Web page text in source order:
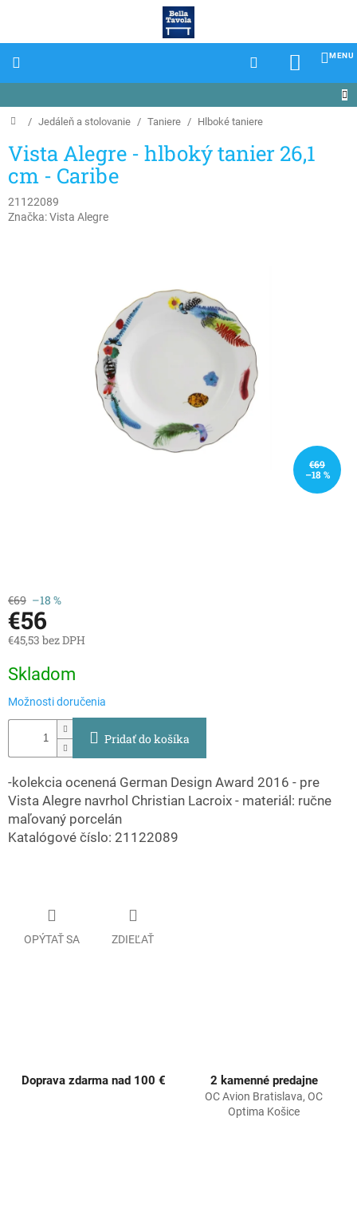
Domov
/ Jedáleň a stolovanie / Taniere / Hlboké taniere
Vista Alegre - hlboký tanier 26,1
cm - Caribe
21122089
Značka:Vista Alegre
€69
–18 %
€69 –18 %
€56
€45,53 bez DPH
cena:
Skladom
Možnosti doručenia
Pridať do košíka
-kolekcia ocenená German Design Award 2016 - pre
Vista Alegre navrhol Christian Lacroix - materiál: ručne
maľovaný porcelán
Katalógové číslo: 21122089
OPÝTAŤ SA ZDIEĽAŤ
Doprava zdarma nad 100 € 2 kamenné predajne
OC Avion Bratislava, OC
Optima Košice